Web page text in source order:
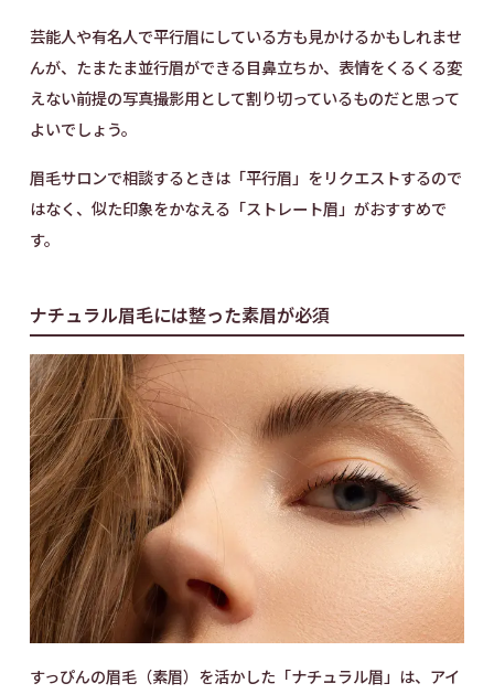
芸能人や有名人で平行眉にしている方も見かけるかもしれませ
んが、たまたま並行眉ができる目鼻立ちか、表情をくるくる変
えない前提の写真撮影用として割り切っているものだと思って
よいでしょう。
眉毛サロンで相談するときは「平行眉」をリクエストするので
はなく、似た印象をかなえる「ストレート眉」がおすすめで
す。
ナチュラル眉毛には整った素眉が必須
すっぴんの眉毛（素眉）を活かした「ナチュラル眉」は、アイ